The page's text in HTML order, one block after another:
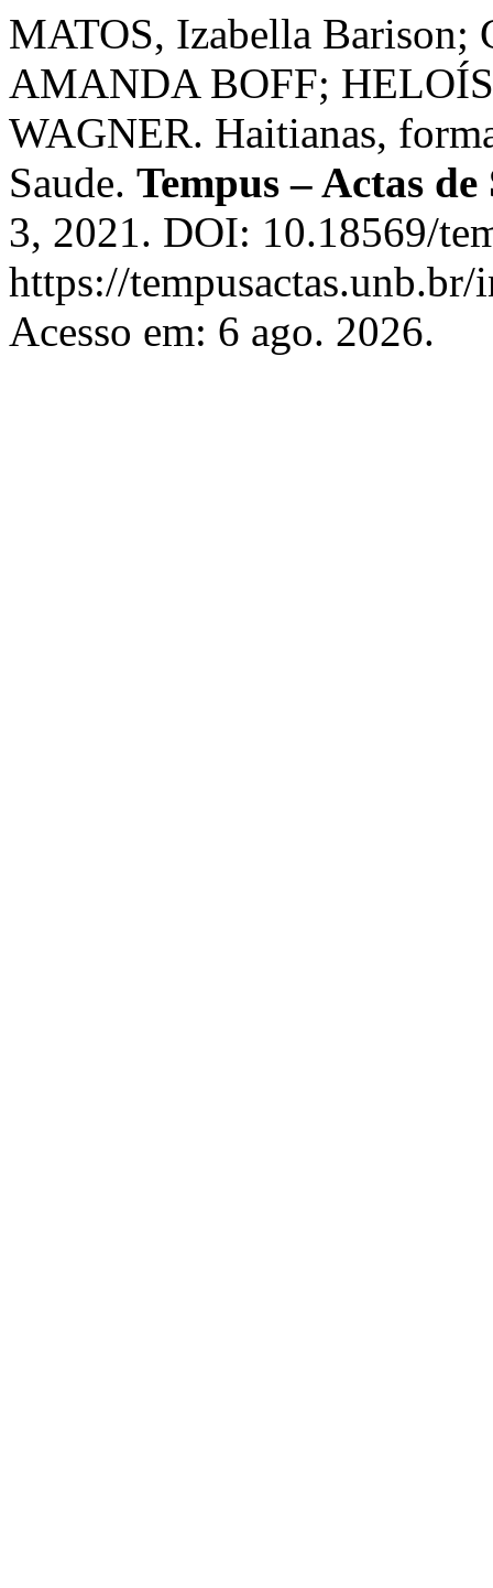
MATOS, Izabella
AMANDA BOFF;
WAGNER. Haitianas,
Saude. Tempus – Actas
3, 2021. DOI: 10.18569/
https://
Acesso em: 6 ago. 2026.